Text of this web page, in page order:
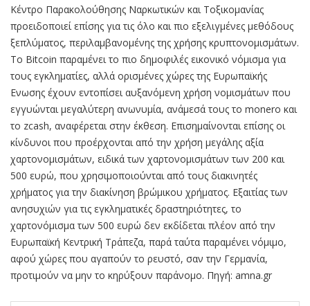
Κέντρο Παρακολούθησης Ναρκωτικών και Τοξικομανίας
προειδοποιεί επίσης για τις όλο και πιο εξελιγμένες μεθόδους
ξεπλύματος, περιλαμβανομένης της χρήσης κρυπτονομισμάτων.
Το Bitcoin παραμένει το πιο δημοφιλές εικονικό νόμισμα για
τους εγκληματίες, αλλά ορισμένες χώρες της Ευρωπαϊκής
Ενωσης έχουν εντοπίσει αυξανόμενη χρήση νομισμάτων που
εγγυώνται μεγαλύτερη ανωνυμία, ανάμεσά τους το monero και
το zcash, αναφέρεται στην έκθεση. Επισημαίνονται επίσης οι
κίνδυνοι που προέρχονται από την χρήση μεγάλης αξία
χαρτονομισμάτων, ειδικά των χαρτονομισμάτων των 200 και
500 ευρώ, που χρησιμοποιούνται από τους διακινητές
χρήματος για την διακίνηση βρώμικου χρήματος. Εξαιτίας των
ανησυχιών για τις εγκληματικές δραστηριότητες, το
χαρτονόμισμα των 500 ευρώ δεν εκδίδεται πλέον από την
Ευρωπαϊκή Κεντρική Τράπεζα, παρά ταύτα παραμένει νόμιμο,
αφού χώρες που αγαπούν το ρευστό, σαν την Γερμανία,
προτιμούν να μην το κηρύξουν παράνομο. Πηγή: amna.gr